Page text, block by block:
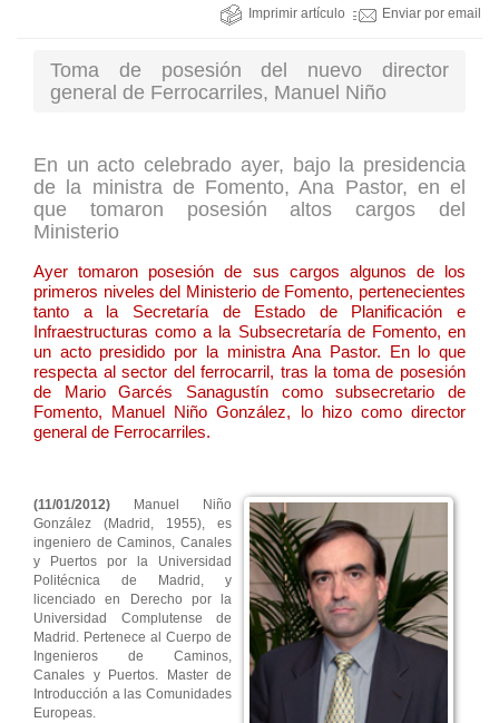
Imprimir artículo Enviar por email
Toma de posesión del nuevo director
general de Ferrocarriles, Manuel Niño
En un acto celebrado ayer, bajo la presidencia
de la ministra de Fomento, Ana Pastor, en el
que tomaron posesión altos cargos del
Ministerio
Ayer tomaron posesión de sus cargos algunos de los
primeros niveles del Ministerio de Fomento, pertenecientes
tanto a la Secretaría de Estado de Planificación e
Infraestructuras como a la Subsecretaría de Fomento, en
un acto presidido por la ministra Ana Pastor. En lo que
respecta al sector del ferrocarril, tras la toma de posesión
de Mario Garcés Sanagustín como subsecretario de
Fomento, Manuel Niño González, lo hizo como director
general de Ferrocarriles.
(11/01/2012)
Manuel Niño
González (Madrid, 1955), es
ingeniero de Caminos, Canales
y Puertos por la Universidad
Politécnica de Madrid, y
licenciado en Derecho por la
Universidad Complutense de
Madrid. Pertenece al Cuerpo de
Ingenieros de Caminos,
Canales y Puertos. Master de
Introducción a las Comunidades
Europeas.